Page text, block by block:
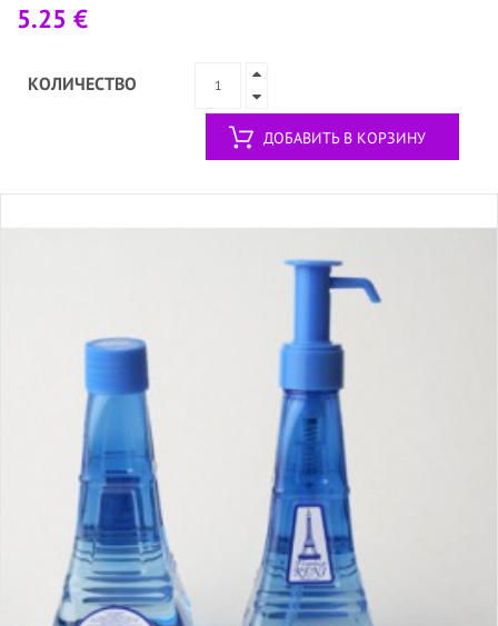
5.25 €
КОЛИЧЕСТВО
ДОБАВИТЬ В КОРЗИНУ